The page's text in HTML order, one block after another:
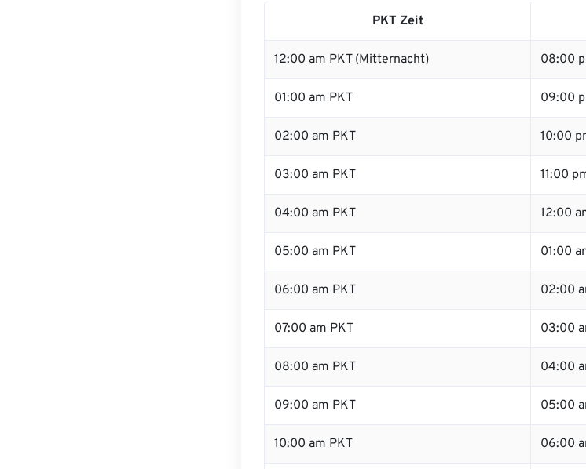
PKT Zeit
12:00 am PKT (Mitternacht) 08:00
01:00 am PKT 09:00
02:00 am PKT 10:00
03:00 am PKT 11:00
04:00 am PKT 12:00
05:00 am PKT 01:00
06:00 am PKT 02:00
07:00 am PKT 03:00
08:00 am PKT 04:00
09:00 am PKT 05:00
10:00 am PKT 06:00